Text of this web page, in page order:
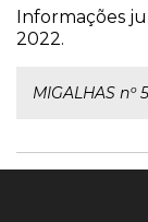
Informações
2022.
MIGALHAS nº